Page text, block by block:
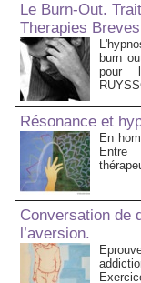
Le Burn-Out.
Therapies Breves
burn
pour
Résonance et
En
Entre
Conversation de
l’aversion.